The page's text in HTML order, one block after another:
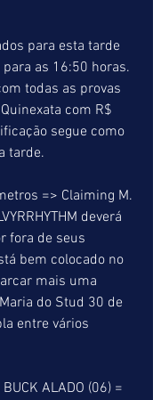
para esta tarde
as 16:50 horas.
todas as provas
com R$
segue como
tarde.
=> Claiming M.
deverá
fora de seus
bem colocado no
mais uma
do Stud 30 de
entre vários
BUCK ALADO (06) =